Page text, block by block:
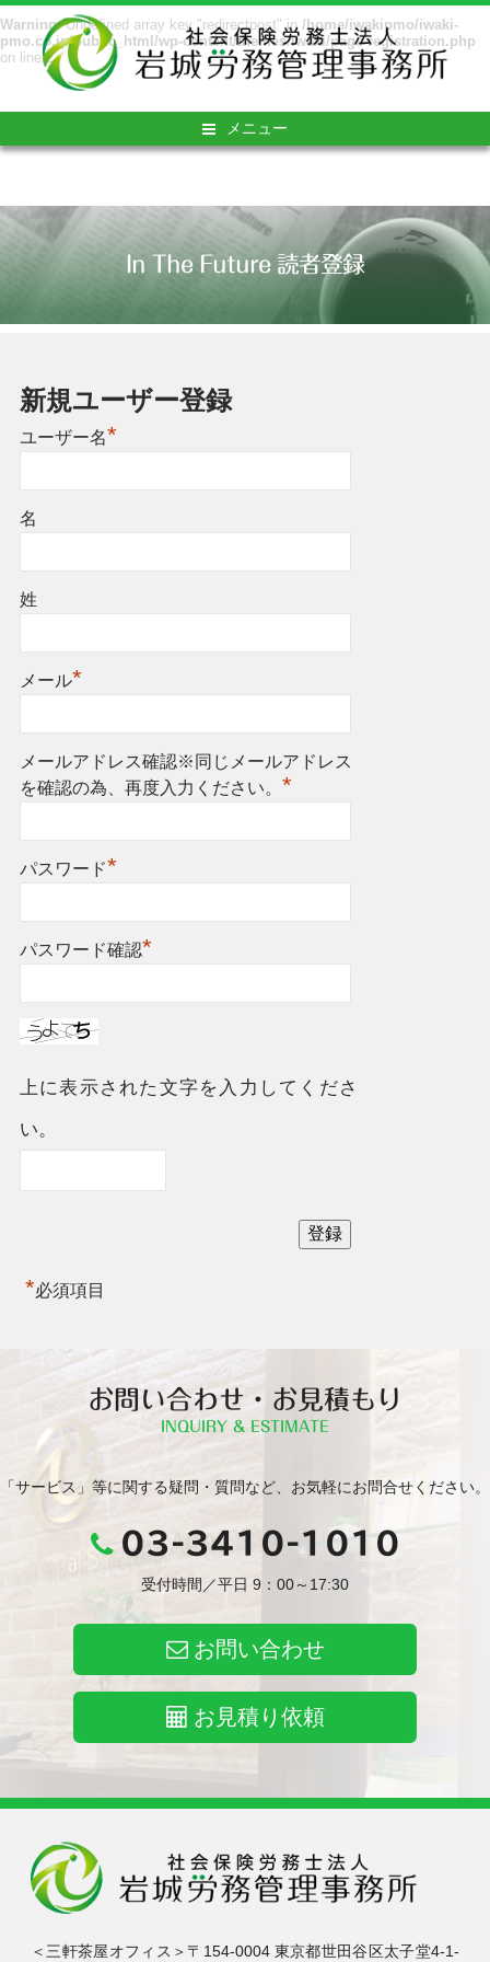
Warning: Undefined array key "redirectpost" in /home/iwakipmo/iwaki-
pmo.co.jp/public_html/wp-content/themes/iwaki/page-registration.php
on line2
メニュー
In The Future 読者登録
新規ユーザー登録
ユーザー名*
名
姓
メール*
メールアドレス確認※同じメールアドレス
を確認の為、再度入力ください。 *
パスワード*
パスワード確認*
上に表示された文字を入力してくださ
い。
*必須項目
お問い合わせ・お見積もり
INQUIRY & ESTIMATE
「サービス」等に関する疑問・質問など、お気軽にお問合せください。
03-3410-1010
受付時間／平日 9：00～17:30
お問い合わせ
お見積り依頼
＜三軒茶屋オフィス＞〒154-0004 東京都世田谷区太子堂4-1-